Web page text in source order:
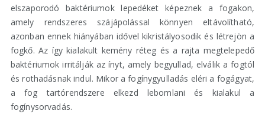
elszaporodó baktériumok lepedéket képeznek a fogakon,
amely rendszeres szájápolással könnyen eltávolítható,
azonban ennek hiányában idővel kikristályosodik és létrejön a
fogkő. Az így kialakult kemény réteg és a rajta megtelepedő
baktériumok irritálják az ínyt, amely begyullad, elválik a fogtól
és rothadásnak indul. Mikor a fogínygyulladás eléri a fogágyat,
a fog tartórendszere elkezd lebomlani és kialakul a
fogínysorvadás.